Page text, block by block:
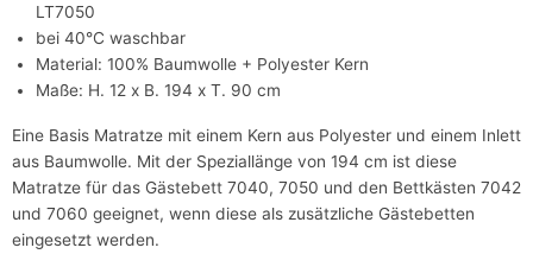
LT7050
bei 40°C waschbar
Material: 100% Baumwolle + Polyester Kern
Maße: H. 12 x B. 194 x T. 90 cm
Eine Basis Matratze mit einem Kern aus Polyester und einem Inlett
aus Baumwolle. Mit der Speziallänge von 194 cm ist diese
Matratze für das Gästebett 7040, 7050 und den Bettkästen 7042
und 7060 geeignet, wenn diese als zusätzliche Gästebetten
eingesetzt werden.